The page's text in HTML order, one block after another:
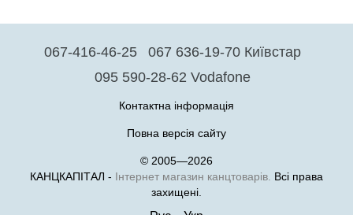
067-416-46-25
067 636-19-70 Київстар
095 590-28-62 Vodafone
Контактна інформація
Повна версія сайту
© 2005—2026
КАНЦКАПІТАЛ - Інтернет магазин канцтоварів. Всі права
захищені.